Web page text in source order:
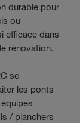
durable pour
ou
efficace dans
rénovation.
se
les ponts
/ planchers